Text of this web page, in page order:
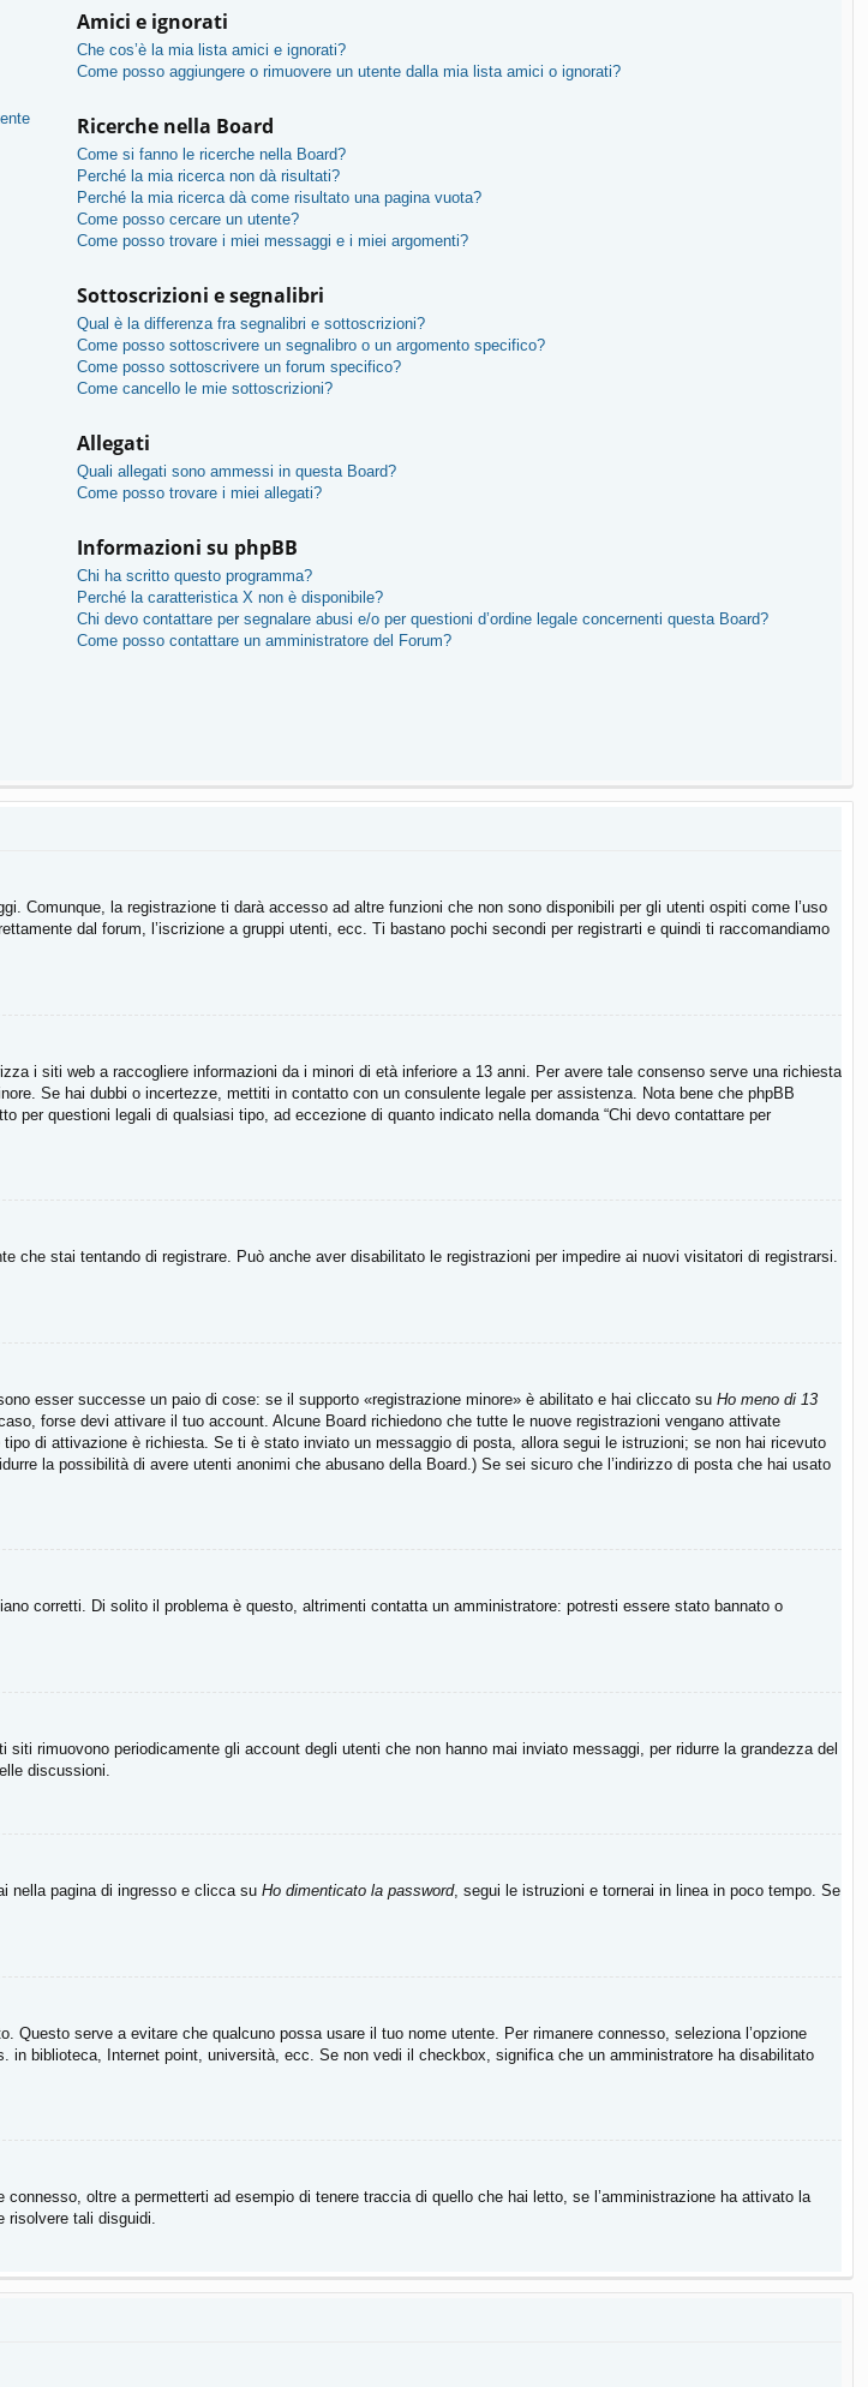
Amici e ignorati
Che cos’è la mia lista amici e ignorati?
Come posso aggiungere o rimuovere un utente dalla mia lista amici o ignorati?
Ricerche nella Board
Come si fanno le ricerche nella Board?
Perché la mia ricerca non dà risultati?
Perché la mia ricerca dà come risultato una pagina vuota?
Come posso cercare un utente?
Come posso trovare i miei messaggi e i miei argomenti?
Sottoscrizioni e segnalibri
Qual è la differenza fra segnalibri e sottoscrizioni?
Come posso sottoscrivere un segnalibro o un argomento specifico?
Come posso sottoscrivere un forum specifico?
Come cancello le mie sottoscrizioni?
Allegati
Quali allegati sono ammessi in questa Board?
Come posso trovare i miei allegati?
Informazioni su phpBB
Chi ha scritto questo programma?
Perché la caratteristica X non è disponibile?
Chi devo contattare per segnalare abusi e/o per questioni d’ordine legale concernenti questa Board?
Come posso contattare un amministratore del Forum?
Comunque, la registrazione ti darà accesso ad altre funzioni che non sono disponibili per gli utenti ospiti come l’uso
dal forum, l’iscrizione a gruppi utenti, ecc. Ti bastano pochi secondi per registrarti e quindi ti raccomandiamo
i siti web a raccogliere informazioni da i minori di età inferiore a 13 anni. Per avere tale consenso serve una richiesta
Se hai dubbi o incertezze, mettiti in contatto con un consulente legale per assistenza. Nota bene che phpBB
per questioni legali di qualsiasi tipo, ad eccezione di quanto indicato nella domanda “Chi devo contattare per
che stai tentando di registrare. Può anche aver disabilitato le registrazioni per impedire ai nuovi visitatori di registrarsi.
esser successe un paio di cose: se il supporto «registrazione minore» è abilitato e hai cliccato su Ho meno di 13
forse devi attivare il tuo account. Alcune Board richiedono che tutte le nuove registrazioni vengano attivate
di attivazione è richiesta. Se ti è stato inviato un messaggio di posta, allora segui le istruzioni; se non hai ricevuto
la possibilità di avere utenti anonimi che abusano della Board.) Se sei sicuro che l’indirizzo di posta che hai usato
corretti. Di solito il problema è questo, altrimenti contatta un amministratore: potresti essere stato bannato o
rimuovono periodicamente gli account degli utenti che non hanno mai inviato messaggi, per ridurre la grandezza del
discussioni.
nella pagina di ingresso e clicca su Ho dimenticato la password, segui le istruzioni e tornerai in linea in poco tempo. Se
Questo serve a evitare che qualcuno possa usare il tuo nome utente. Per rimanere connesso, seleziona l’opzione
biblioteca, Internet point, università, ecc. Se non vedi il checkbox, significa che un amministratore ha disabilitato
oltre a permetterti ad esempio di tenere traccia di quello che hai letto, se l’amministrazione ha attivato la
risolvere tali disguidi.